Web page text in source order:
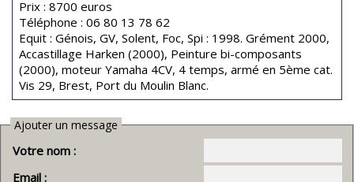
Prix : 8700 euros
Téléphone : 06 80 13 78 62
Equit : Génois, GV, Solent, Foc, Spi : 1998. Grément 2000,
Accastillage Harken (2000), Peinture bi-composants
(2000), moteur Yamaha 4CV, 4 temps, armé en 5ème cat.
Vis 29, Brest, Port du Moulin Blanc.
Ajouter un message
Votre nom :
Email :